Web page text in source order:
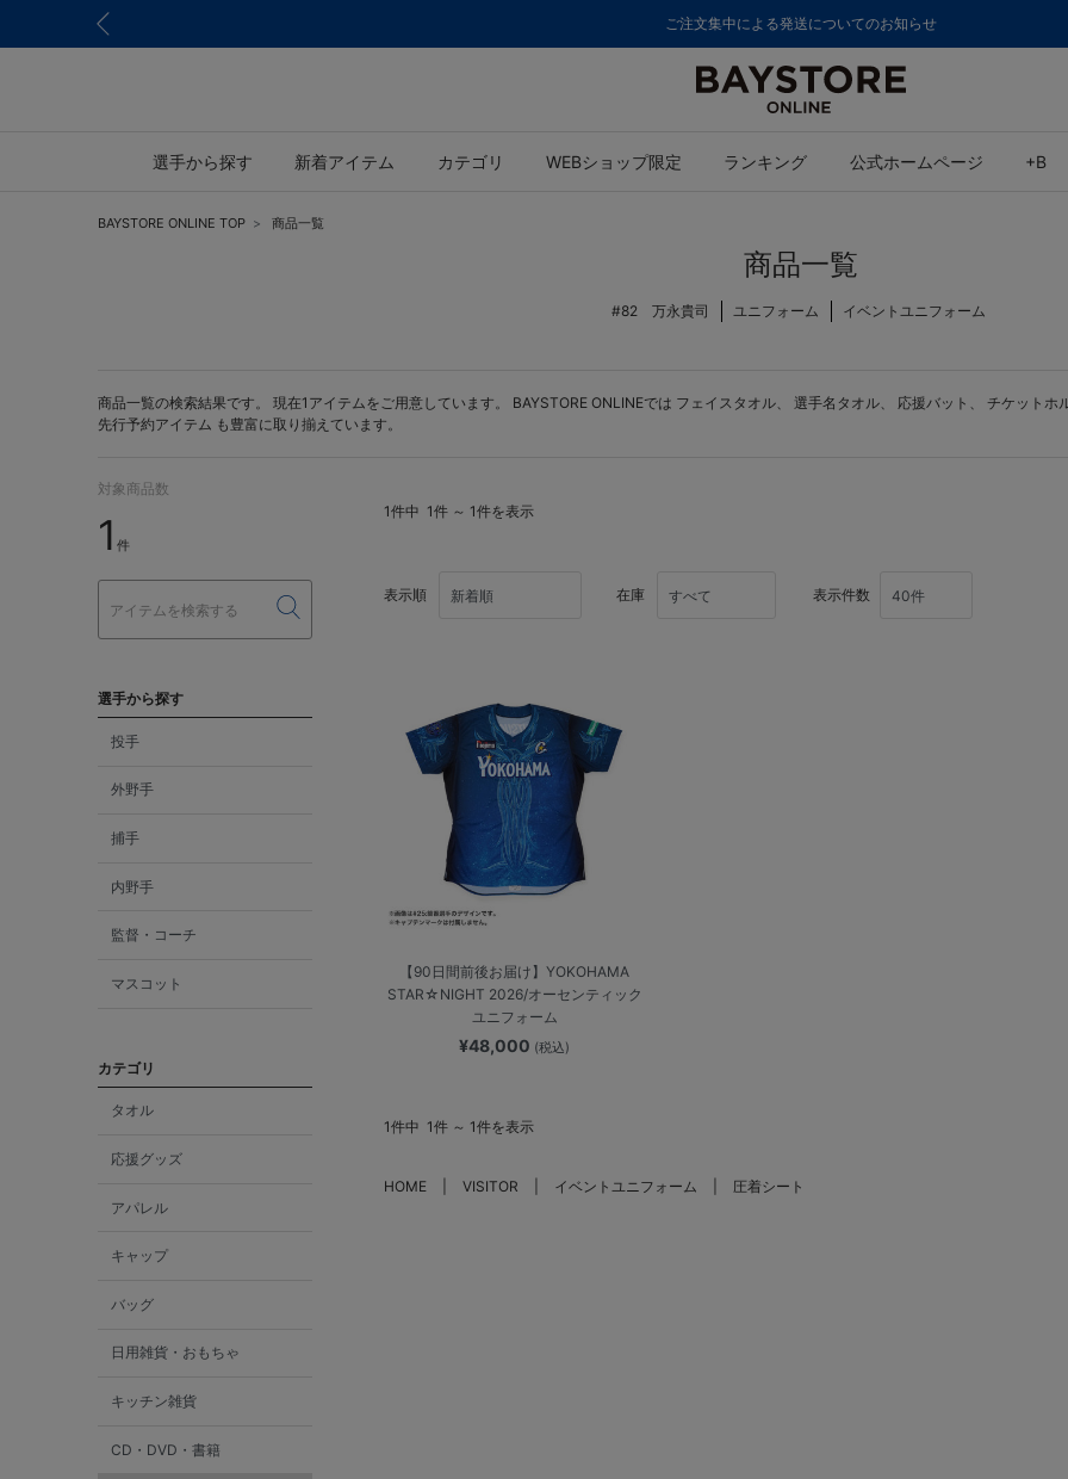
ご注文集中による発送についてのお知らせ
選手から探す 新着アイテム カテゴリ WEBショップ限定 ランキング 公式ホームページ +B
BAYSTORE ONLINE TOP 商品一覧
商品一覧
#82 万永貴司 ユニフォーム イベントユニフォーム
商品一覧の検索結果です。 現在1アイテムをご用意しています。 BAYSTORE ONLINEでは フェイスタオル、 選手名タオル、 応援バット 、 チケットホ
先行予約アイテム も豊富に取り揃えています。
対象商品数
1 件
選手から探す
投手
外野手
捕手
内野手
監督・コーチ
マスコット
カテゴリ
タオル
応援グッズ
アパレル
キャップ
バッグ
日用雑貨・おもちゃ
キッチン雑貨
CD・DVD・書籍
1件中 1件 ～ 1件を表示
表示順 在庫 表示件数
【90日間前後お届け】YOKOHAMA
STAR☆NIGHT 2026/オーセンティック
ユニフォーム
¥48,000 (税込)
1件中 1件 ～ 1件を表示
HOME VISITOR イベントユニフォーム 圧着シート